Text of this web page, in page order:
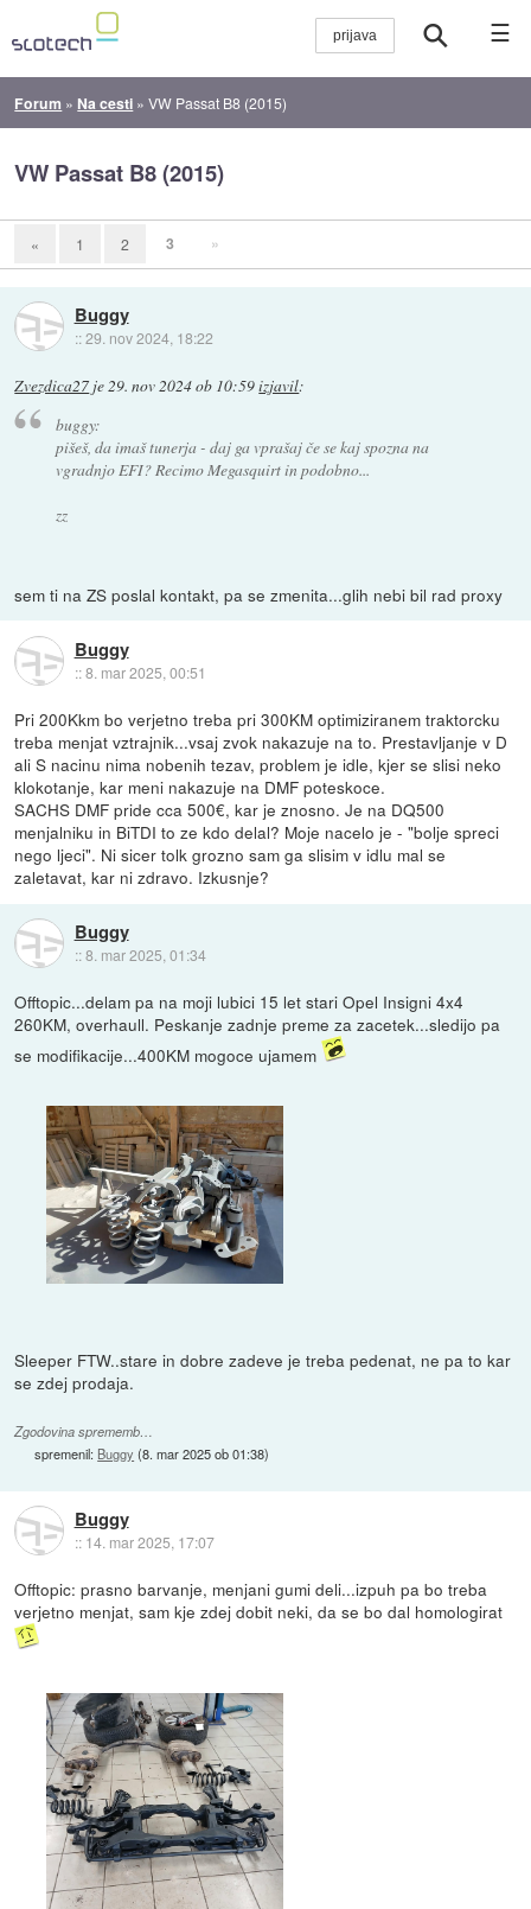
☰
Forum » Na cesti »VW Passat B8 (2015)
VW Passat B8 (2015)
« 1 2 3 »
Buggy
::29. nov 2024, 18:22
Zvezdica27 je29. nov 2024 ob 10:59izjavil:
buggy:
pišeš, da imaš tunerja - daj ga vprašaj če se kaj spozna na
vgradnjo EFI? Recimo Megasquirt in podobno...
zz
sem ti na ZS poslal kontakt, pa se zmenita...glih nebi bil rad proxy
Buggy
::8. mar 2025, 00:51
Pri 200Kkm bo verjetno treba pri 300KM optimiziranem traktorcku
treba menjat vztrajnik...vsaj zvok nakazuje na to. Prestavljanje v D
ali S nacinu nima nobenih tezav, problem je idle, kjer se slisi neko
klokotanje, kar meni nakazuje na DMF poteskoce.
SACHS DMF pride cca 500€, kar je znosno. Je na DQ500
menjalniku in BiTDI to ze kdo delal? Moje nacelo je - "bolje spreci
nego ljeci". Ni sicer tolk grozno sam ga slisim v idlu mal se
zaletavat, kar ni zdravo. Izkusnje?
Buggy
::8. mar 2025, 01:34
Offtopic...delam pa na moji lubici 15 let stari Opel Insigni 4x4
260KM, overhaull. Peskanje zadnje preme za zacetek...sledijo pa
se modifikacije...400KM mogoce ujamem
Sleeper FTW..stare in dobre zadeve je treba pedenat, ne pa to kar
se zdej prodaja.
Zgodovina sprememb…
spremenil: Buggy (8. mar 2025 ob 01:38)
Buggy
:: 14. mar 2025, 17:07
Offtopic: prasno barvanje, menjani gumi deli...izpuh pa bo treba
verjetno menjat, sam kje zdej dobit neki, da se bo dal homologirat